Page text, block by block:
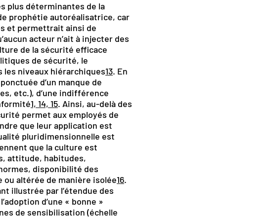
plus déterminantes de la
prophétie autoréalisatrice, car
et permettrait ainsi de
acteur n’ait à injecter des
de la sécurité efficace
de sécurité, le
niveaux hiérarchiques13. En
d’un manque de
etc.), d’une indifférence
1, 14, 15. Ainsi, au-delà des
permet aux employés de
que leur application est
pluridimensionnelle est
que la culture est
attitude, habitudes,
disponibilité des
ou altérée de manière isolée16.
illustrée par l’étendue des
d’une « bonne »
de sensibilisation (échelle